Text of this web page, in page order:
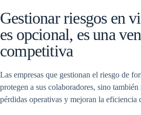
Gestionar riesgos en
es opcional, es una
competitiva
Las empresas que gestionan el riesgo de
protegen a sus colaboradores, sino
pérdidas operativas y mejoran la eficiencia